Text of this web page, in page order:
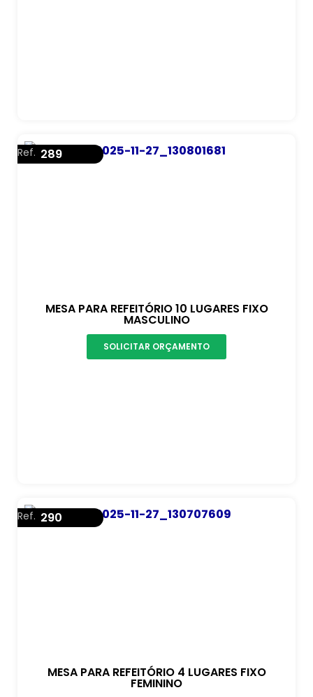
MESA PARA REFEITÓRIO 10 LUGARES FIXO
MASCULINO
Ref. 289
SOLICITAR ORÇAMENTO
MESA PARA REFEITÓRIO 4 LUGARES FIXO
FEMININO
Ref. 290